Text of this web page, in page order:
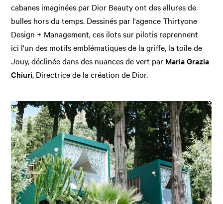
cabanes imaginées par Dior Beauty ont des allures de
bulles hors du temps. Dessinés par l'agence Thirtyone
Design + Management, ces ilots sur pilotis reprennent
ici l'un des motifs emblématiques de la griffe, la toile de
Jouy, déclinée dans des nuances de vert par Maria Grazia
Chiuri, Directrice de la création de Dior.